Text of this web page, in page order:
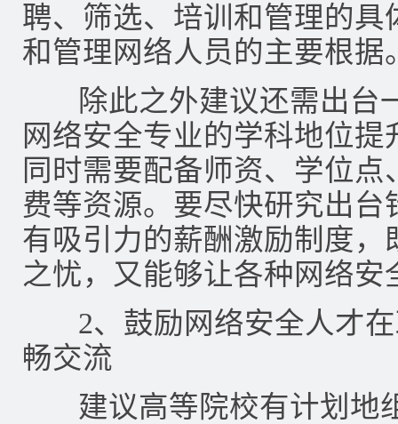
聘、筛选、培训和管理的
和管理网络人员的主要根据
除此之外建议还需出台
网络安全专业的学科地位
同时需要配备师资、学位
费等资源。要尽快研究出
有吸引力的薪酬激励制度
之忧，又能够让各种网络安
2、鼓励网络安全人才在
畅交流
建议高等院校有计划地